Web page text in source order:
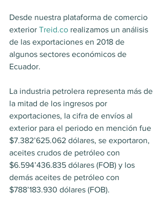
Desde nuestra plataforma de comercio
exterior Treid.co realizamos un análisis
de las exportaciones en 2018 de
algunos sectores económicos de
Ecuador.
La industria petrolera representa más de
la mitad de los ingresos por
exportaciones, la cifra de envíos al
exterior para el periodo en mención fue
$7.382’625.062 dólares, se exportaron,
aceites crudos de petróleo con
$6.594’436.835 dólares (FOB) y los
demás aceites de petróleo con
$788’183.930 dólares (FOB).